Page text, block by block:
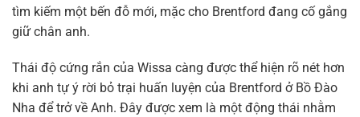
tìm kiếm một bến đỗ mới, mặc cho Brentford đang cố gắng
giữ chân anh.
Thái độ cứng rắn của Wissa càng được thể hiện rõ nét hơn
khi anh tự ý rời bỏ trại huấn luyện của Brentford ở Bồ Đào
Nha để trở về Anh. Đây được xem là một động thái nhằm